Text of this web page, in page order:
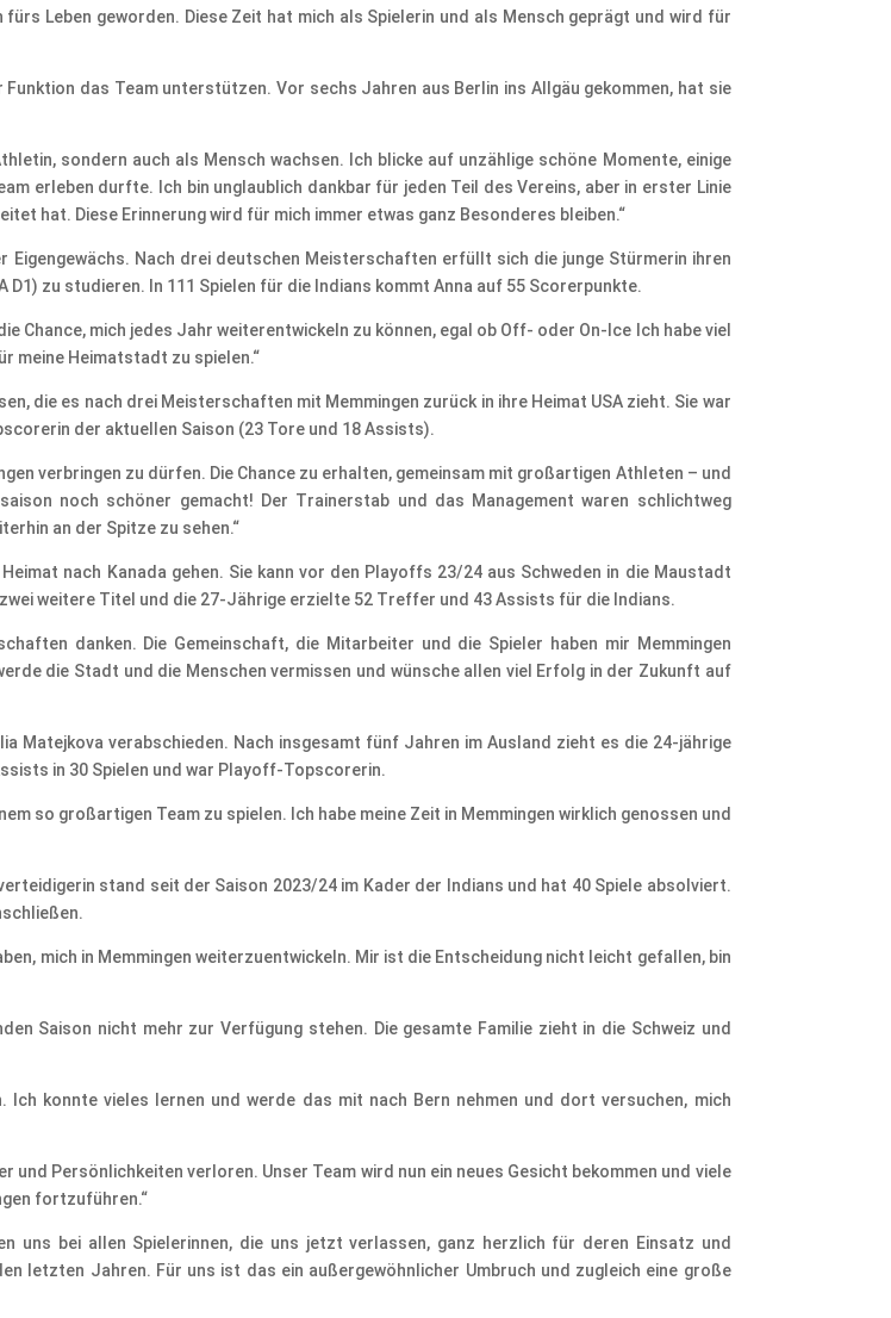
Leben geworden. Diese Zeit hat mich als Spielerin und als Mensch geprägt und wird für
das Team unterstützen. Vor sechs Jahren aus Berlin ins Allgäu gekommen, hat sie
sondern auch als Mensch wachsen. Ich blicke auf unzählige schöne Momente, einige
erleben durfte. Ich bin unglaublich dankbar für jeden Teil des Vereins, aber in erster Linie
hat. Diese Erinnerung wird für mich immer etwas ganz Besonderes bleiben.“
Eigengewächs. Nach drei deutschen Meisterschaften erfüllt sich die junge Stürmerin ihren
D1) zu studieren. In 111 Spielen für die Indians kommt Anna auf 55 Scorerpunkte.
Chance, mich jedes Jahr weiterentwickeln zu können, egal ob Off- oder On-Ice Ich habe viel
meine Heimatstadt zu spielen.“
die es nach drei Meisterschaften mit Memmingen zurück in ihre Heimat USA zieht. Sie war
der aktuellen Saison (23 Tore und 18 Assists).
verbringen zu dürfen. Die Chance zu erhalten, gemeinsam mit großartigen Athleten – und
noch schöner gemacht! Der Trainerstab und das Management waren schlichtweg
an der Spitze zu sehen.“
nach Kanada gehen. Sie kann vor den Playoffs 23/24 aus Schweden in die Maustadt
weitere Titel und die 27-Jährige erzielte 52 Treffer und 43 Assists für die Indians.
danken. Die Gemeinschaft, die Mitarbeiter und die Spieler haben mir Memmingen
die Stadt und die Menschen vermissen und wünsche allen viel Erfolg in der Zukunft auf
Matejkova verabschieden. Nach insgesamt fünf Jahren im Ausland zieht es die 24-jährige
in 30 Spielen und war Playoff-Topscorerin.
so großartigen Team zu spielen. Ich habe meine Zeit in Memmingen wirklich genossen und
stand seit der Saison 2023/24 im Kader der Indians und hat 40 Spiele absolviert.
mich in Memmingen weiterzuentwickeln. Mir ist die Entscheidung nicht leicht gefallen, bin
Saison nicht mehr zur Verfügung stehen. Die gesamte Familie zieht in die Schweiz und
Ich konnte vieles lernen und werde das mit nach Bern nehmen und dort versuchen, mich
und Persönlichkeiten verloren. Unser Team wird nun ein neues Gesicht bekommen und viele
fortzuführen.“
uns bei allen Spielerinnen, die uns jetzt verlassen, ganz herzlich für deren Einsatz und
letzten Jahren. Für uns ist das ein außergewöhnlicher Umbruch und zugleich eine große